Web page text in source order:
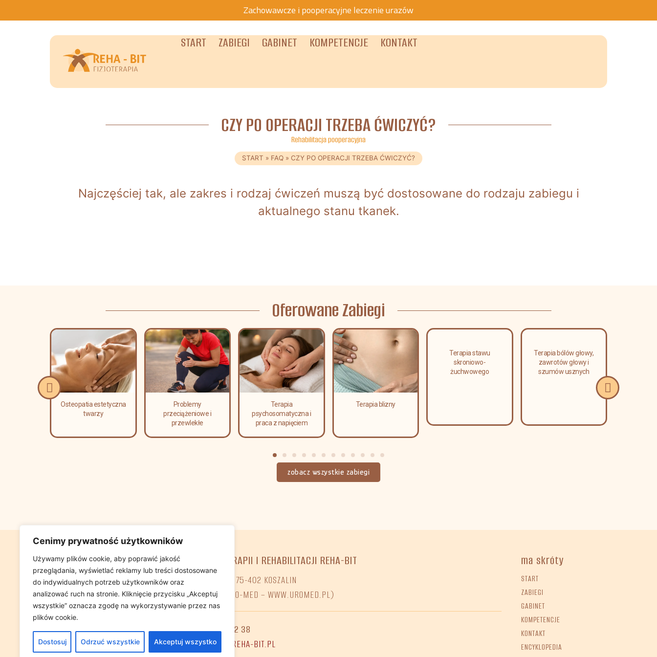
Cenimy prywatność użytkowników
Używamy plików cookie, aby poprawić jakość
przeglądania, wyświetlać reklamy lub treści dostosowane
do indywidualnych potrzeb użytkowników oraz
analizować ruch na stronie. Kliknięcie przycisku „Akceptuj
wszystkie” oznacza zgodę na wykorzystywanie przez nas
plików cookie.
Dostosuj Odrzuć wszystkie Akceptuj wszystko
Zachowawcze i pooperacyjne leczenie urazów
START
ZABIEGI GABINET KOMPETENCJE KONTAKT
CZY PO OPERACJI TRZEBA ĆWICZYĆ?
Rehabilitacja pooperacyjna
START » FAQ » CZY PO OPERACJI TRZEBA ĆWICZYĆ?
Najczęściej tak, ale zakres i rodzaj ćwiczeń muszą być dostosowane do rodzaju zabiegu i
aktualnego stanu tkanek.
Oferowane Zabiegi
Osteopatia estetyczna
twarzy
Problemy
przeciążeniowe i
przewlekłe
Terapia
psychosomatyczna i
praca z napięciem
Terapia blizny
Terapia stawu
skroniowo-
żuchwowego
Terapia bólów głowy,
zawrotów głowy i
szumów usznych
zobacz wszystkie zabiegi
GABINET FIZJOTERAPII I REHABILITACJI REHA-BIT
UL GLOWACKIEGO 7, 75-402 KOSZALIN
(W PRZYCHODNI URO-MED – WWW.UROMED.PL)
Tel. +48 698 68 02 38
e-mail:GABINET@REHA-BIT.PL
ma skróty
START
ZABIEGI
GABINET
KOMPETENCJE
KONTAKT
ENCYKLOPEDIA